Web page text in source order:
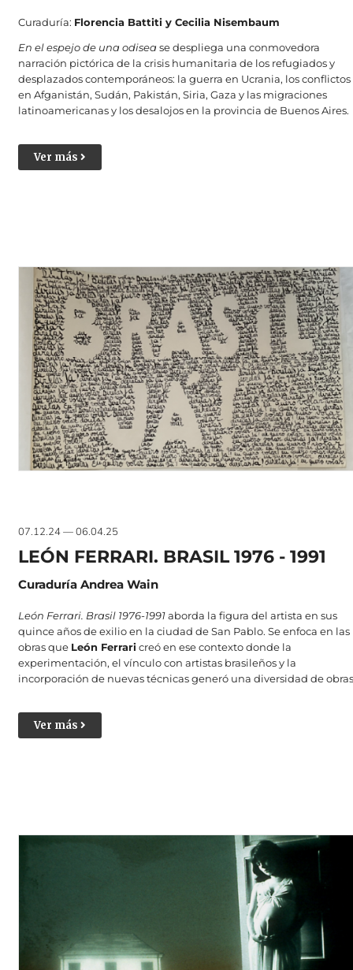
Curaduría: Florencia Battiti y Cecilia Nisembaum
En el espejo de una odisease despliega una conmovedora
narración pictórica de la crisis humanitaria de los refugiados y
desplazados contemporáneos: la guerra en Ucrania, los conflictos
en Afganistán, Sudán, Pakistán, Siria, Gaza y las migraciones
latinoamericanas y los desalojos en la provincia de Buenos Aires.
Ver más
07.12.24 — 06.04.25
LEÓN FERRARI. BRASIL 1976 - 1991
Curaduría Andrea Wain
León Ferrari. Brasil 1976-1991aborda la figura del artista en sus
quince años de exilio en la ciudad de San Pablo. Se enfoca en las
obras que León Ferraricreó en ese contexto donde la
experimentación, el vínculo con artistas brasileños y la
incorporación de nuevas técnicas generó una diversidad de
Ver más